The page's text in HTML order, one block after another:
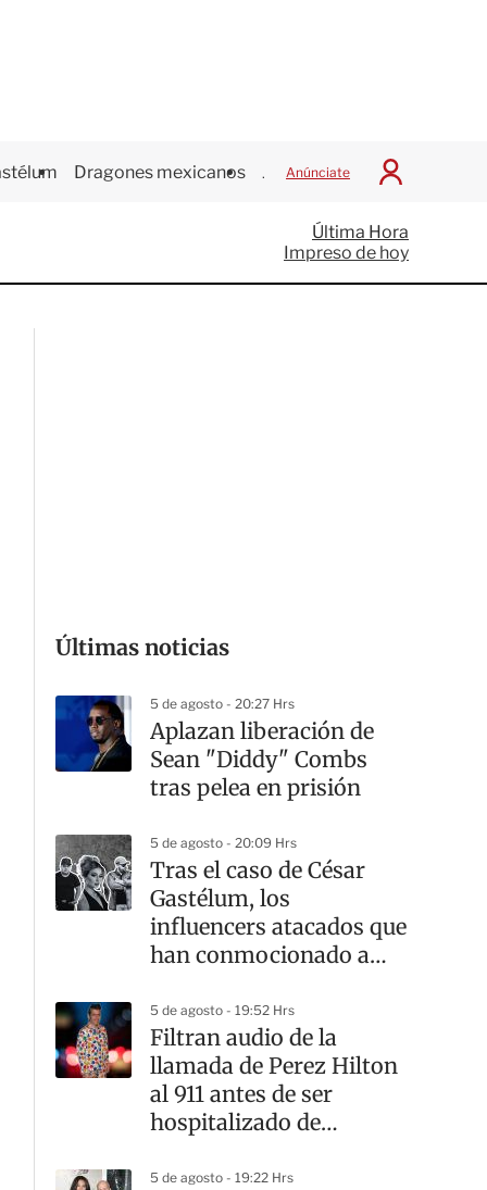
Dragones mexicanos Juegos Centroamericanos
Anúnciate
I
c
i
a
Última Hora
Impreso de hoy
Últimas noticias
5 de agosto - 20:27 Hrs
Aplazan liberación de
Sean "Diddy" Combs
tras pelea en prisión
5 de agosto - 20:09 Hrs
Tras el caso de César
Gastélum, los
influencers atacados que
han conmocionado a
5 de agosto - 19:52 Hrs
Filtran audio de la
llamada de Perez Hilton
al 911 antes de ser
hospitalizado de
5 de agosto - 19:22 Hrs